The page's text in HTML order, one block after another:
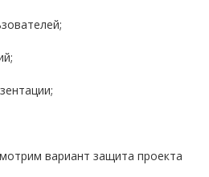
вариант защита проекта